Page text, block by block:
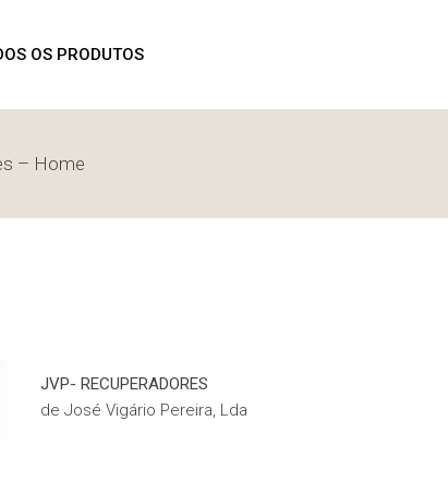
OS PRODUTOS
– Home
JVP- RECUPERADORES
de José Vigário Pereira, Lda